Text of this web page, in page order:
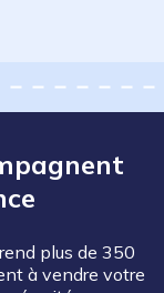
plus de 350
à vendre votre